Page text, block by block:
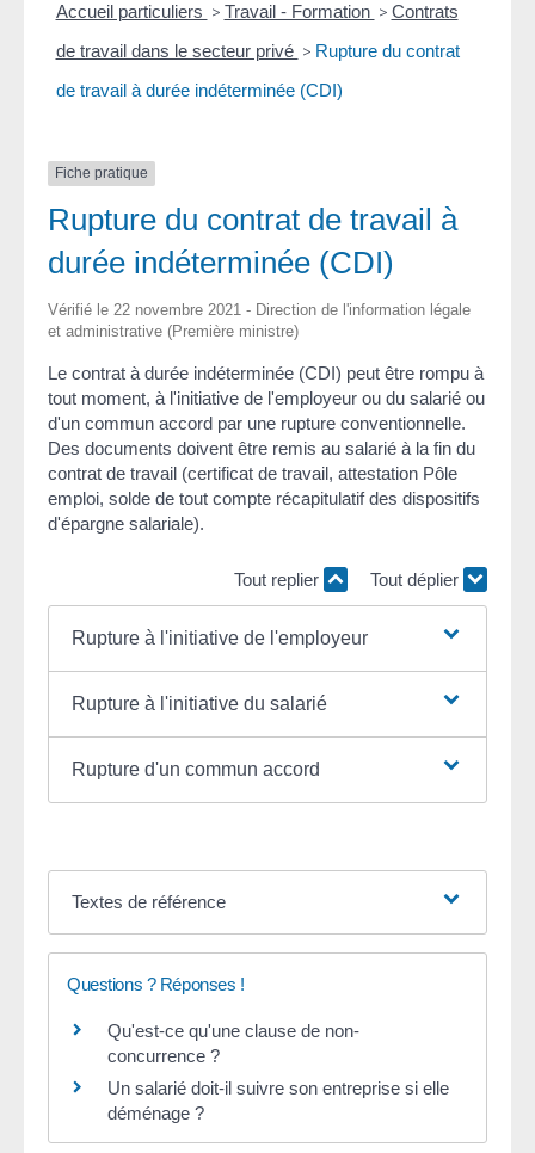
Accueil particuliers > Travail - Formation > Contrats
de travail dans le secteur privé > Rupture du contrat
de travail à durée indéterminée (CDI)
Fiche pratique
Rupture du contrat de travail à
durée indéterminée (CDI)
Vérifié le 22 novembre 2021 - Direction de l'information légale
et administrative (Première ministre)
Le contrat à durée indéterminée (CDI) peut être rompu à
tout moment, à l'initiative de l'employeur ou du salarié ou
d'un commun accord par une rupture conventionnelle.
Des documents doivent être remis au salarié à la fin du
contrat de travail (certificat de travail, attestation Pôle
emploi, solde de tout compte récapitulatif des dispositifs
d'épargne salariale).
Tout replier Tout déplier
Rupture à l'initiative de l'employeur
Rupture à l'initiative du salarié
Rupture d'un commun accord
Textes de référence
Questions ? Réponses !
Qu'est-ce qu'une clause de non-
concurrence ?
Un salarié doit-il suivre son entreprise si elle
déménage ?